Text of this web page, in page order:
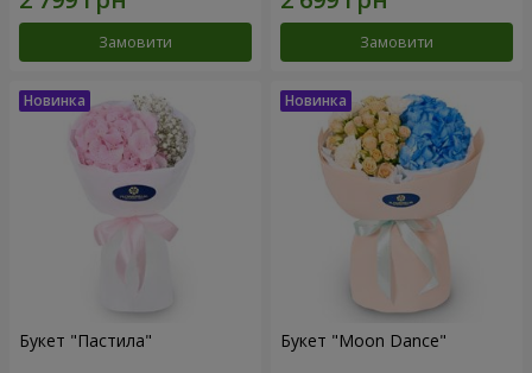
Замовити Замовити
Букет "Пастила" Букет "Moon Dance"